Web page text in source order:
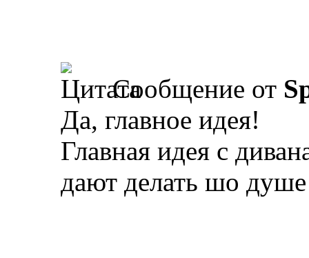
Сообщение от
Да, главное идея!
Главная идея с
дают делать шо